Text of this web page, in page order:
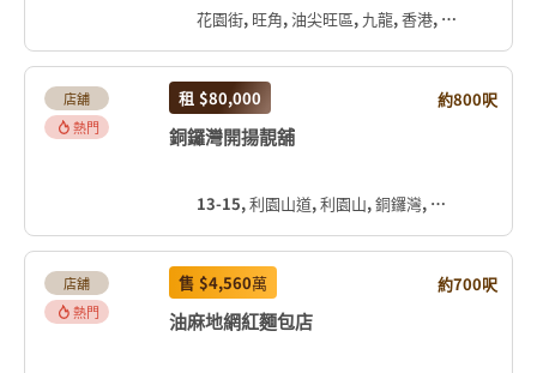
花園街, 旺角, 油尖旺區, 九龍, 香港, 中国
店舖
熱門
租 $80,000 約800呎
銅鑼灣開揚靚舖
13-15, 利園山道, 利園山, 銅鑼灣, 灣仔區, 香港島, 香港, 中国
店舖
熱門
售 $4,560萬 約700呎
油麻地網紅麵包店